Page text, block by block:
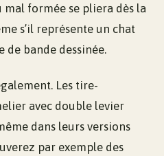
formée se pliera dès la
s’il représente un chat
bande dessinée.
Les tire-
avec double levier
dans leurs versions
par exemple des